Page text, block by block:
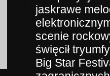
jaskrawe
scenie
święcił
Big Star